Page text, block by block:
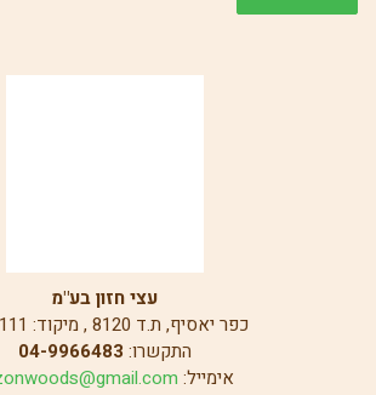
עצי חזון בע"מ
כפר יאסיף, ת.ד 8120 , מיקוד: 7081111
התקשרו: 04-9966483
אימייל: